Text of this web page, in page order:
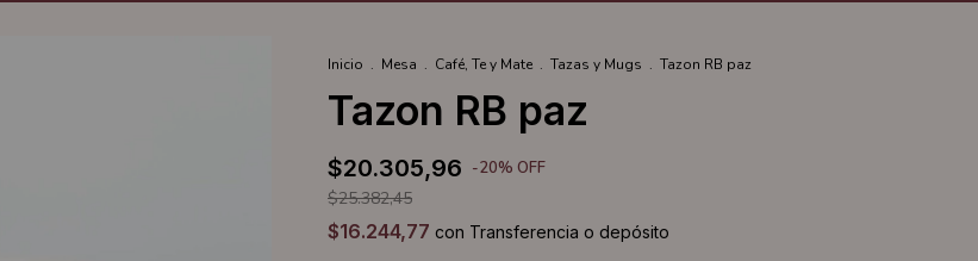
Inicio . Mesa . Café, Te y Mate . Tazas y Mugs . Tazon RB paz
Tazon RB paz
$20.305,96 -20% OFF
$25.382,45
$16.244,77 con Transferencia o depósito